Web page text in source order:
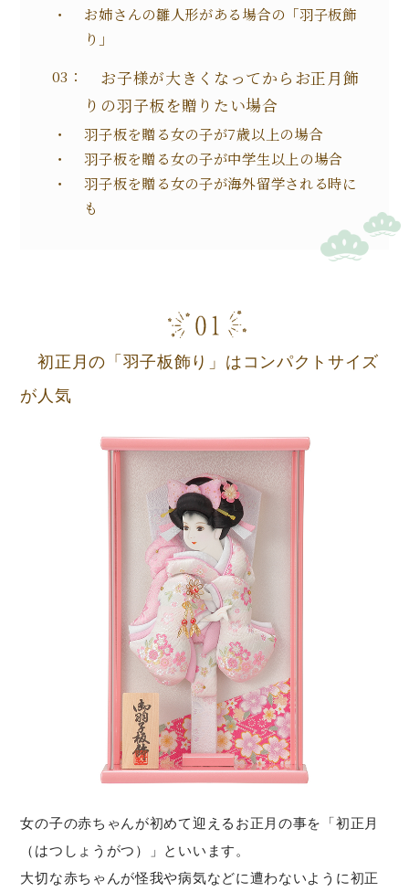
お姉さんの雛人形がある場合の「羽子板飾
り」
お子様が大きくなってからお正月飾
りの羽子板を贈りたい場合
羽子板を贈る女の子が7歳以上の場合
羽子板を贈る女の子が中学生以上の場合
羽子板を贈る女の子が海外留学される時に
も
初正月の「羽子板飾り」はコンパクトサイズ
が人気
女の子の赤ちゃんが初めて迎えるお正月の事を「初正月
（はつしょうがつ）」といいます。
大切な赤ちゃんが怪我や病気などに遭わないように初正